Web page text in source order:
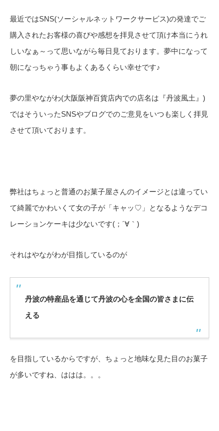
最近ではSNS(ソーシャルネットワークサービス)の発達でご
購入されたお客様の喜びや感想を拝見させて頂け本当にうれ
しいなぁ～って思いながら毎日見ております。夢中になって
朝になっちゃう事もよくあるくらい幸せです♪
夢の里やながわ(大阪阪神百貨店内での店名は『丹波風土』)
ではそういったSNSやブログでのご意見をいつも楽しく拝見
させて頂いております。
弊社はちょっと普通のお菓子屋さんのイメージとは違ってい
て綺麗でかわいくて女の子が「キャッ♡」となるようなデコ
レーションケーキは少ないです(；´∀｀)
それはやながわが目指しているのが
丹波の特産品を通じて丹波の心を全国の皆さまに伝
える
を目指しているからですが、ちょっと地味な見た目のお菓子
が多いですね、ははは。。。